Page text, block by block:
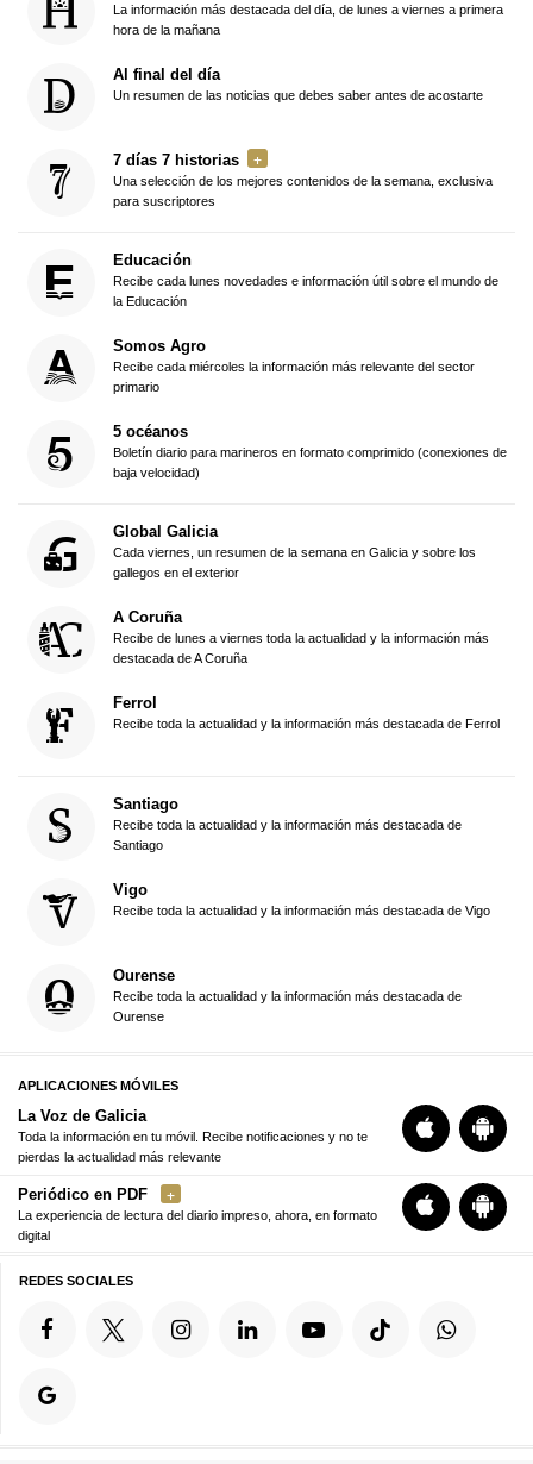
La información más destacada del día, de lunes a viernes a primera
hora de la mañana
Al final del día
Un resumen de las noticias que debes saber antes de acostarte
7 días 7 historias
Una selección de los mejores contenidos de la semana, exclusiva
para suscriptores
Educación
Recibe cada lunes novedades e información útil sobre el mundo de
la Educación
Somos Agro
Recibe cada miércoles la información más relevante del sector
primario
5 océanos
Boletín diario para marineros en formato comprimido (conexiones de
baja velocidad)
Global Galicia
Cada viernes, un resumen de la semana en Galicia y sobre los
gallegos en el exterior
A Coruña
Recibe de lunes a viernes toda la actualidad y la información más
destacada de A Coruña
Ferrol
Recibe toda la actualidad y la información más destacada de Ferrol
Santiago
Recibe toda la actualidad y la información más destacada de
Santiago
Vigo
Recibe toda la actualidad y la información más destacada de Vigo
Ourense
Recibe toda la actualidad y la información más destacada de
Ourense
APLICACIONES MÓVILES
La Voz de Galicia
Toda la información en tu móvil. Recibe notificaciones y no te
pierdas la actualidad más relevante
Periódico en PDF
La experiencia de lectura del diario impreso, ahora, en formato
digital
REDES SOCIALES